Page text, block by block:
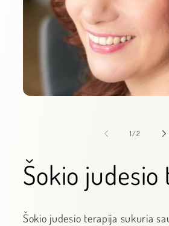
1 /iš
2
Šokio judesio
Šokio judesio terapija sukuria